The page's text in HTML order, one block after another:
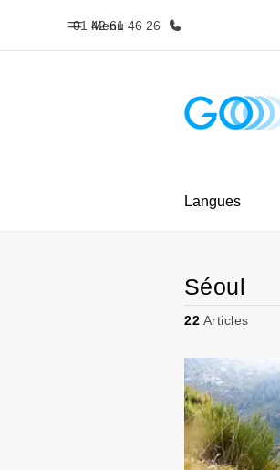
Menu
01 42 61 46 26
Accueil
Langues
Séoul
22 Articles